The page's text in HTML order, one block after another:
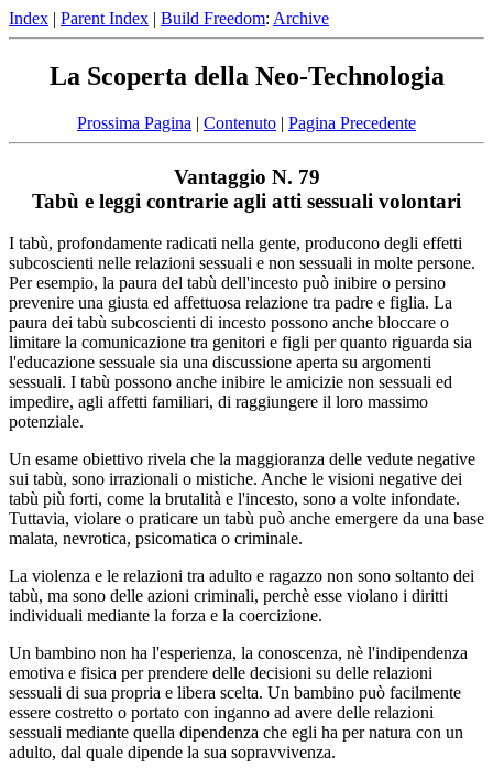
Index | Parent Index | Build Freedom: Archive
La Scoperta della Neo-Technologia
Prossima Pagina | Contenuto | Pagina Precedente
Vantaggio N. 79
Tabù e leggi contrarie agli atti sessuali volontari
I tabù, profondamente radicati nella gente, producono degli effetti
subcoscienti nelle relazioni sessuali e non sessuali in molte persone.
Per esempio, la paura del tabù dell'incesto può inibire o persino
prevenire una giusta ed affettuosa relazione tra padre e figlia. La
paura dei tabù subcoscienti di incesto possono anche bloccare o
limitare la comunicazione tra genitori e figli per quanto riguarda sia
l'educazione sessuale sia una discussione aperta su argomenti
sessuali. I tabù possono anche inibire le amicizie non sessuali ed
impedire, agli affetti familiari, di raggiungere il loro massimo
potenziale.
Un esame obiettivo rivela che la maggioranza delle vedute negative
sui tabù, sono irrazionali o mistiche. Anche le visioni negative dei
tabù più forti, come la brutalità e l'incesto, sono a volte infondate.
Tuttavia, violare o praticare un tabù può anche emergere da una base
malata, nevrotica, psicomatica o criminale.
La violenza e le relazioni tra adulto e ragazzo non sono soltanto dei
tabù, ma sono delle azioni criminali, perchè esse violano i diritti
individuali mediante la forza e la coercizione.
Un bambino non ha l'esperienza, la conoscenza, nè l'indipendenza
emotiva e fisica per prendere delle decisioni su delle relazioni
sessuali di sua propria e libera scelta. Un bambino può facilmente
essere costretto o portato con inganno ad avere delle relazioni
sessuali mediante quella dipendenza che egli ha per natura con un
adulto, dal quale dipende la sua sopravvivenza.